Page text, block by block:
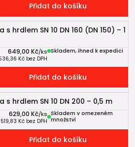
Přidat do košíku
hrdlem SN 10 DN 160 (DN 150) – 1
649,00 Kč/ks
Kč bez DPH
Skladem, ihned k expedici
Přidat do košíku
s hrdlem SN 10 DN 200 – 0,5 m
629,00 Kč/ks
519,83 Kč bez DPH
Skladem v omezeném
množství
Přidat do košíku